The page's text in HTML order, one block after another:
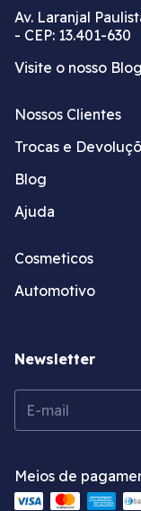
Av. Laranjal
- CEP: 13.401-630
Visite o nosso
Nossos Clientes
Trocas e
Blog
Ajuda
Cosmeticos
Automotivo
Newsletter
Meios de